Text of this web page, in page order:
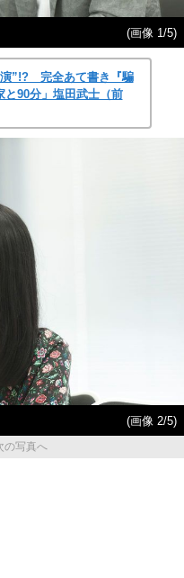
(画像 1/5)
”!? 完全あて書き『騙
90分」塩田武士（前
(画像 2/5)
の写真へ